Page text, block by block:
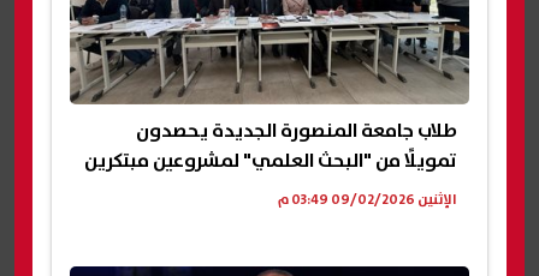
طلاب جامعة المنصورة الجديدة يحصدون
تمويلًا من "البحث العلمي" لمشروعين مبتكرين
الإثنين 09/02/2026 03:49 م